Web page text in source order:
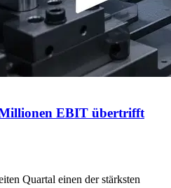
EBIT übertrifft
Quartal einen der stärksten